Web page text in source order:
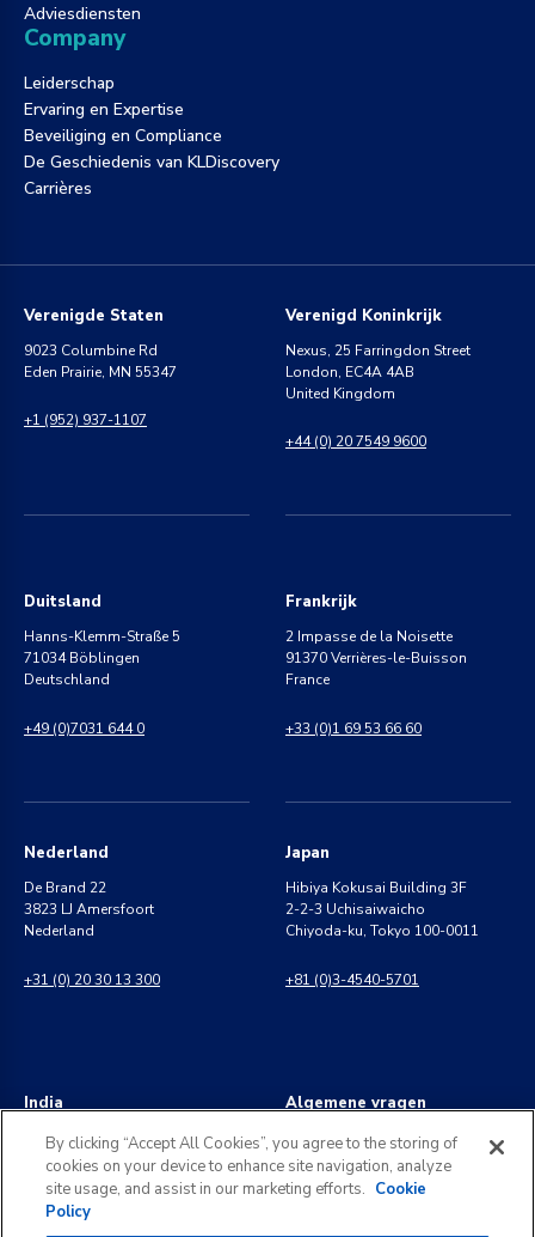
Adviesdiensten
Company
Leiderschap
Ervaring en Expertise
Beveiliging en Compliance
De Geschiedenis van KLDiscovery
Carrières
Verenigde Staten
9023 Columbine Rd
Eden Prairie, MN 55347
+1 (952) 937-1107
Verenigd Koninkrijk
Nexus, 25 Farringdon Street
London, EC4A 4AB
United Kingdom
+44 (0) 20 7549 9600
Duitsland
Hanns-Klemm-Straße 5
71034 Böblingen
Deutschland
+49 (0)7031 644 0
Frankrijk
2 Impasse de la Noisette
91370 Verrières-le-Buisson
France
+33 (0)1 69 53 66 60
Nederland
De Brand 22
3823 LJ Amersfoort
Nederland
+31 (0) 20 30 13 300
Japan
Hibiya Kokusai Building 3F
2-2-3 Uchisaiwaicho
Chiyoda-ku, Tokyo 100-0011
+81 (0)3-4540-5701
India
8 Perungudi Industrial Estate
Perungudi, Chennai
600 096, India
Algemene vragen
info@kldiscovery.com
+1 (888) 811-3789
By clicking “Accept All Cookies”, you agree to the storing of
cookies on your device to enhance site navigation, analyze
site usage, and assist in our marketing efforts. Cookie
Policy